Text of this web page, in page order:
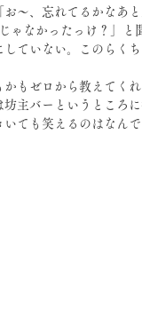
お〜、忘れてるかなあ
ゃなかったっけ？」と
ていない。このらく
もゼロから教えてく
主バーというところ
ても笑えるのはなんで